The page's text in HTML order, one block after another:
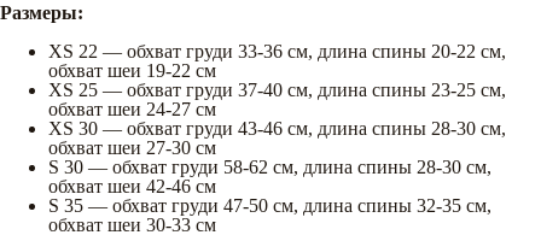
Размеры:
XS 22 — обхват груди 33-36 см, длина спины 20-22 см,
обхват шеи 19-22 см
XS 25 — обхват груди 37-40 см, длина спины 23-25 см,
обхват шеи 24-27 см
XS 30 — обхват груди 43-46 см, длина спины 28-30 см,
обхват шеи 27-30 см
S 30 — обхват груди 58-62 см, длина спины 28-30 см,
обхват шеи 42-46 см
S 35 — обхват груди 47-50 см, длина спины 32-35 см,
обхват шеи 30-33 см